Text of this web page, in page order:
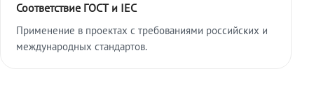
Соответствие ГОСТ и IEC
Применение в проектах с требованиями российских и
международных стандартов.